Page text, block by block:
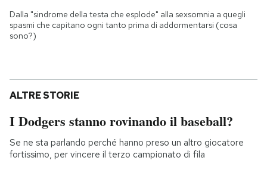
Dalla "sindrome della testa che esplode" alla sexsomnia a quegli
spasmi che capitano ogni tanto prima di addormentarsi (cosa
sono?)
ALTRE STORIE
I Dodgers stanno rovinando il baseball?
Se ne sta parlando perché hanno preso un altro giocatore
fortissimo, per vincere il terzo campionato di fila